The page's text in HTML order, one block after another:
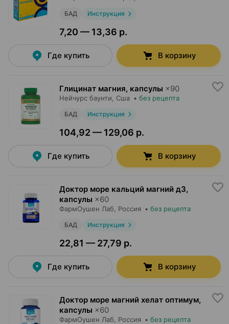
БАД Инструкция
7,20 — 13,36 р.
Где купить В корзину
Глицинат магния, капсулы ×90
Нейчурс баунти , Сша • без рецепта
БАД Инструкция
104,92 — 129,06 р.
Где купить В корзину
Доктор море кальций магний д3,
капсулы ×60
ФармОушен Лаб , Россия • без рецепта
БАД Инструкция
22,81 — 27,79 р.
Где купить В корзину
Доктор море магний хелат оптимум,
капсулы ×60
ФармОушен Лаб , Россия • без рецепта